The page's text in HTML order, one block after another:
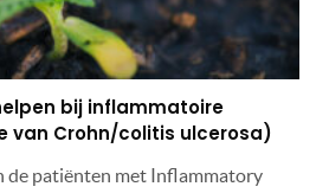
bij inflammatoire
van Crohn/colitis ulcerosa)
de patiënten met Inflammatory